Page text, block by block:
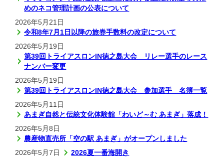
めのネコ管理計画の公表について
2026年5月21日
令和8年7月1日以降の旅券手数料の改定について
2026年5月19日
第39回トライアスロンIN徳之島大会 リレー選手のレース
ナンバー変更
2026年5月19日
第39回トライアスロンIN徳之島大会 参加選手 名簿一覧
2026年5月11日
あまぎ自然と伝統文化体験館「わいど～む あまぎ」落成！
2026年5月8日
農産物直売所「空の駅 あまぎ」がオープンしました
2026年5月7日
2026夏一番海開き